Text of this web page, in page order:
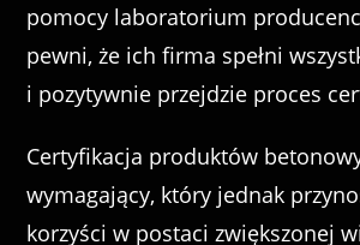
pomocy laboratorium
pewni, że ich firma spełni
i pozytywnie przejdzie proces
Certyfikacja produktów
wymagający, który jednak
korzyści w postaci zwiększonej